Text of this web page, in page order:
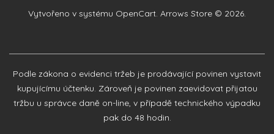
Vytvořeno v systému OpenCart. Arrows Store © 2026.
Podle zákona o evidenci tržeb je prodávající povinen vystavit
kupujícímu účtenku. Zároveň je povinen zaevidovat přijatou
tržbu u správce daně on-line, v případě technického výpadku
pak do 48 hodin.